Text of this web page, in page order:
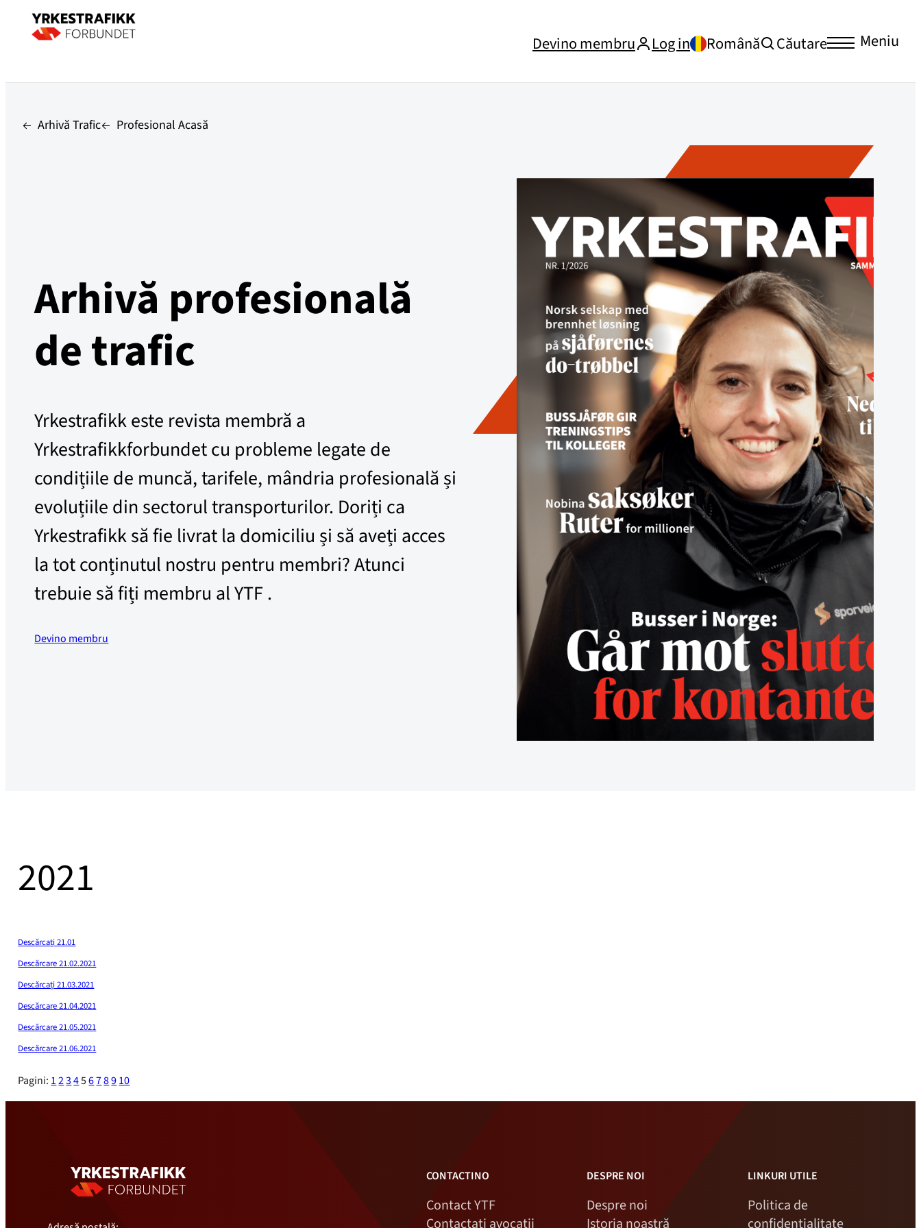
Devino membru Log in Română Căutare Meniu
Arhivă Trafic Profesional Acasă
Arhivă profesională
de trafic
Yrkestrafikk este revista membră a
Yrkestrafikkforbundet cu probleme legate de
condițiile de muncă, tarifele, mândria profesională și
evoluțiile din sectorul transporturilor. Doriți ca
Yrkestrafikk să fie livrat la domiciliu și să aveți acces
la tot conținutul nostru pentru membri? Atunci
trebuie să fiți membru al YTF .
Devino membru
2021
Descărcați 21.01
Descărcare 21.02.2021
Descărcați 21.03.2021
Descărcare 21.04.2021
Descărcare 21.05.2021
Descărcare 21.06.2021
Pagini: 12345678910
CONTACTINO
Contact YTF
Contactați avocații
DESPRE NOI
Despre noi
Istoria noastră
LINKURI UTILE
Politica de
confidențialitate